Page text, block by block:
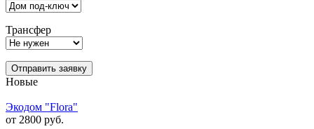
Трансфер
Отправить заявку
Новые
Экодом "Flora"
от 2800 руб.